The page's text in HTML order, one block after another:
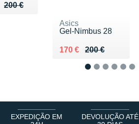
200 €
de 200 €
137 €
Asics
Gel-Nimbus 28
200 €
Au lieu de 200 €
170 €
Vendu 170 €
EXPEDIÇÃO EM
DEVOLUÇÃO ATÉ